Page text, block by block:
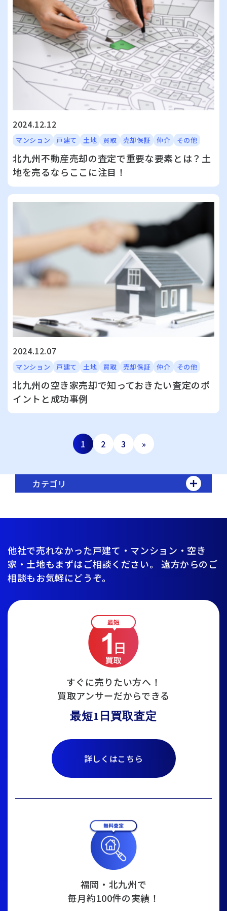
カテゴリ
2024.12.12
マンション 戸建て 土地 買取 売却保証 仲介 その他
北九州不動産売却の査定で重要な要素とは？土
地を売るならここに注目！
2024.12.07
マンション 戸建て 土地 買取 売却保証 仲介 その他
北九州の空き家売却で知っておきたい査定のポ
イントと成功事例
1 2 3 »
他社で売れなかった戸建て・マンション・空き
家・土地もまずはご相談ください。
遠方からのご
相談もお気軽にどうぞ。
すぐに売りたい方へ！
買取アンサーだからできる
最短1日買取査定
詳しくはこちら
福岡・北九州で
毎月約100件の実績！